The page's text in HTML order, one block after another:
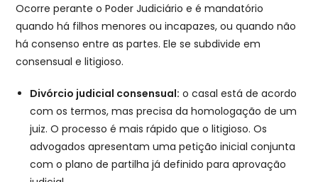
Ocorre perante o Poder Judiciário e é mandatório
quando há filhos menores ou incapazes, ou quando não
há consenso entre as partes. Ele se subdivide em
consensual e litigioso.
Divórcio judicial consensual: o casal está de acordo
com os termos, mas precisa da homologação de um
juiz. O processo é mais rápido que o litigioso. Os
advogados apresentam uma petição inicial conjunta
com o plano de partilha já definido para aprovação